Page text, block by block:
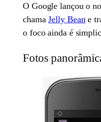
O Google lançou o
chamaJelly Bean e
o foco ainda é
Fotos